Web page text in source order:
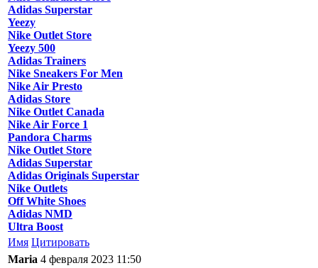
Adidas Superstar
Yeezy
Nike Outlet Store
Yeezy 500
Adidas Trainers
Nike Sneakers For Men
Nike Air Presto
Adidas Store
Nike Outlet Canada
Nike Air Force 1
Pandora Charms
Nike Outlet Store
Adidas Superstar
Adidas Originals Superstar
Nike Outlets
Off White Shoes
Adidas NMD
Ultra Boost
Имя Цитировать
Maria 4 февраля 2023 11:50